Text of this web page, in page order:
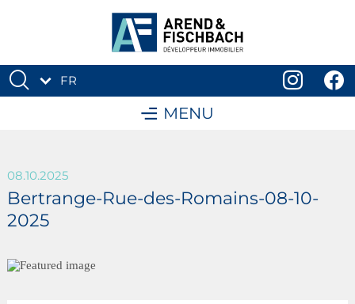
FR
MENU
08.10.2025
Bertrange-Rue-des-Romains-08-10-
2025